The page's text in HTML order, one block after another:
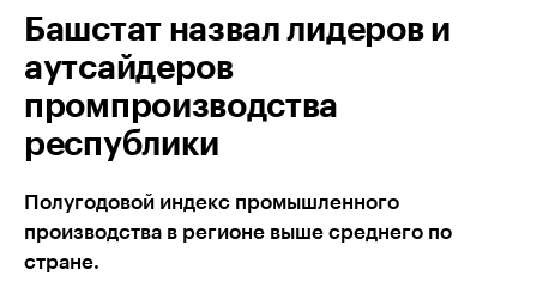
Башстат назвал лидеров и
аутсайдеров
промпроизводства
республики
Полугодовой индекс промышленного
производства в регионе выше среднего по
стране.